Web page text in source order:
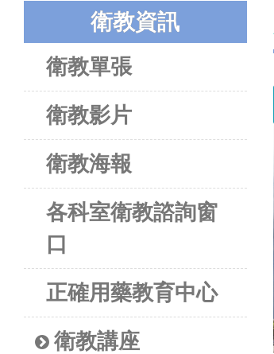
衛教資訊
衛教單張
衛教影片
衛教海報
各科室衛教諮詢窗
口
正確用藥教育中心
衛教講座